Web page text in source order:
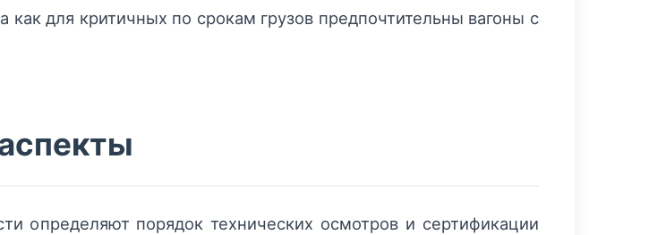
как для критичных по срокам грузов предпочтительны вагоны с
определяют порядок технических осмотров и сертификации